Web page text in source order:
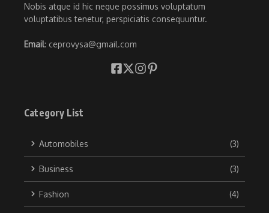
Nobis atque id hic neque possimus voluptatum
voluptatibus tenetur, perspiciatis consequuntur.
Email: ceprovysa@gmail.com
Category List
Automobiles (3)
Business (3)
Fashion (4)